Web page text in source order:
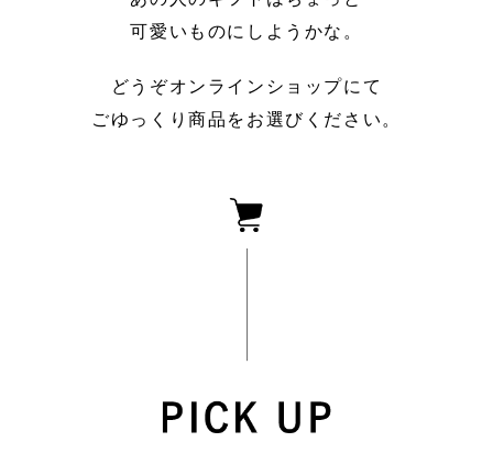
可愛いものにしようかな。
どうぞオンラインショップにて
ごゆっくり商品をお選びください。